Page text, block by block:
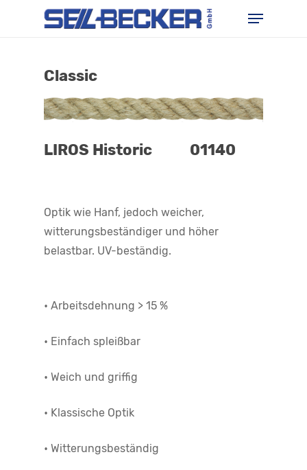
Menu
Classic
LIROS Historic 01140
Optik wie Hanf, jedoch weicher,
witterungsbeständiger und höher
belastbar. UV-beständig.
• Arbeitsdehnung > 15 %
• Einfach spleißbar
• Weich und griffig
• Klassische Optik
• Witterungsbeständig